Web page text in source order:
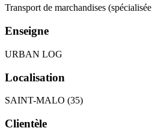
Transport de marchandises
Enseigne
URBAN LOG
Localisation
SAINT-MALO (35)
Clientèle